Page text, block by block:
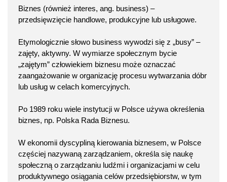
Biznes (również interes, ang. business) –
przedsięwzięcie handlowe, produkcyjne lub usługowe.
Etymologicznie słowo business wywodzi się z „busy” –
zajęty, aktywny. W wymiarze społecznym bycie
„zajętym” człowiekiem biznesu może oznaczać
zaangażowanie w organizację procesu wytwarzania dóbr
lub usług w celach komercyjnych.
Po 1989 roku wiele instytucji w Polsce używa określenia
biznes, np. Polska Rada Biznesu.
W ekonomii dyscypliną kierowania biznesem, w Polsce
częściej nazywaną zarządzaniem, określa się naukę
społeczną o zarządzaniu ludźmi i organizacjami w celu
produktywnego osiągania celów przedsiębiorstw, w tym